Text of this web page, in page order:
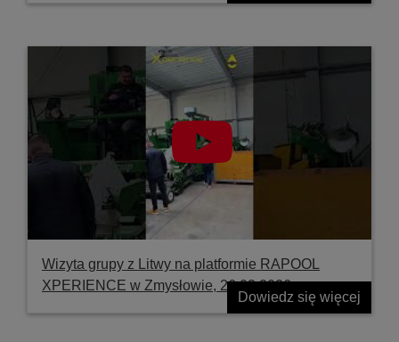
Wizyta grupy z Litwy na platformie RAPOOL
XPERIENCE w Zmysłowie, 26.03.2026
Dowiedz się więcej